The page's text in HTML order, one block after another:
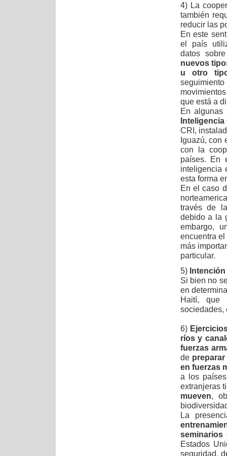
4) La
también
reducir las
En este
el país
datos
nuevos
u otro
que está a
En
Inteligencia
CRI,
Iguazú, con
con la
países. En
inteligencia
esta forma
En el caso
través de
debido a la
embargo,
encuentra
más
5)
Si bien no
en
Haití, que
sociedades,
6)
ríos y
fuerzas
de
en fuerzas
a los
extranjeras
mueven,
La
seminarios
Estados
seguridad,